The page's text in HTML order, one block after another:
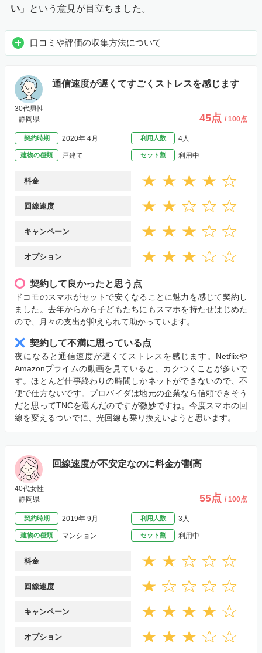
い 」という意見が目立ちました。
口コミや評価の収集方法について
通信速度が遅くてすごくストレスを感じます
30代男性
静岡県
45点 / 100点
契約時期 2020年 4月 利用人数 4人
建物の種類 戸建て セット割 利用中
料金
回線速度
キャンペーン
オプション
契約して良かったと思う点
ドコモのスマホがセットで安くなることに魅力を感じて契約し
ました。去年からから子どもたちにもスマホを持たせはじめた
ので、月々の支出が抑えられて助かっています。
契約して不満に思っている点
夜になると通信速度が遅くてストレスを感じます。Netflixや
Amazonプライムの動画を見ていると、カクつくことが多いで
す。ほとんど仕事終わりの時間しかネットができないので、不
便で仕方ないです。プロバイダは地元の企業なら信頼できそう
だと思ってTNCを選んだのですが微妙ですね。今度スマホの回
線を変えるついでに、光回線も乗り換えいようと思います。
回線速度が不安定なのに料金が割高
40代女性
静岡県
55点 / 100点
契約時期 2019年 9月 利用人数 3人
建物の種類 マンション セット割 利用中
料金
回線速度
キャンペーン
オプション